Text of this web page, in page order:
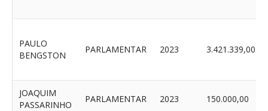
PAULO
BENGSTON
PARLAMENTAR 2023 3.421.339,00
JOAQUIM
PASSARINHO
PARLAMENTAR 2023 150.000,00